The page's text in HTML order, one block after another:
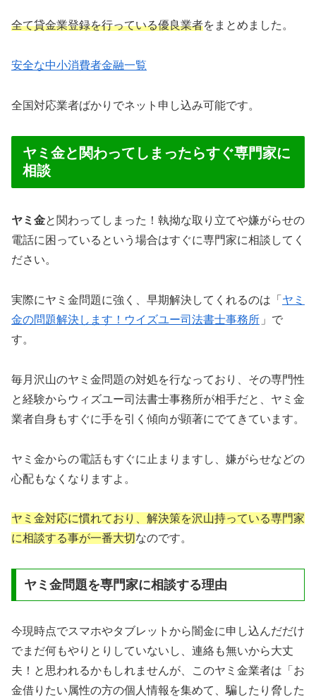
全て貸金業登録を行っている優良業者をまとめました。
安全な中小消費者金融一覧
全国対応業者ばかりでネット申し込み可能です。
ヤミ金と関わってしまったらすぐ専門家に
相談
ヤミ金と関わってしまった！執拗な取り立てや嫌がらせの
電話に困っているという場合はすぐに専門家に相談してく
ださい。
実際にヤミ金問題に強く、早期解決してくれるのは「 ヤミ
金の問題解決します！ウイズユー司法書士事務所 」で
す。
毎月沢山のヤミ金問題の対処を行なっており、その専門性
と経験からウィズユー司法書士事務所が相手だと、ヤミ金
業者自身もすぐに手を引く傾向が顕著にでてきています。
ヤミ金からの電話もすぐに止まりますし、嫌がらせなどの
心配もなくなりますよ。
ヤミ金対応に慣れており、解決策を沢山持っている専門家
に相談する事が一番大切なのです。
ヤミ金問題を専門家に相談する理由
今現時点でスマホやタブレットから闇金に申し込んだだけ
でまだ何もやりとりしていないし、連絡も無いから大丈
夫！と思われるかもしれませんが、このヤミ金業者は「お
金借りたい属性の方の個人情報を集めて、騙したり脅した